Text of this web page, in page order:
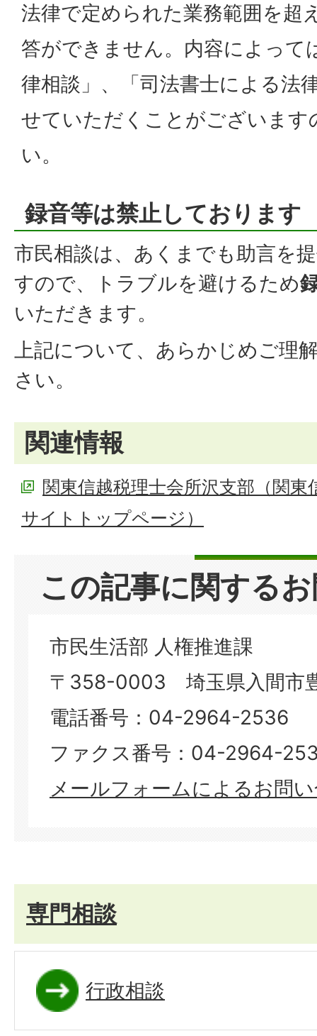
法律で定められた業務範囲を超
答ができません。内容によって
律相談」、「司法書士による法
せていただくことがございます
い。
録音等は禁止しております
市民相談は、あくまでも助言を
すので、トラブルを避けるため
いただきます。
上記について、あらかじめご理
さい。
関連情報
関東信越税理士会所沢支部（関東
サイトトップページ）
この記事に関する
市民生活部 人権推進課
〒358-0003 埼玉県入間市
電話番号：04-2964-2536
ファクス番号：04-2964-
メールフォームによるお問
専門相談
行政相談